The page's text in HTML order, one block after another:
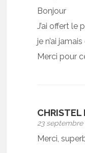
Bonjour
J’ai offert le
je n’ai
Merci pour
CHRISTEL
23 septembre
Merci,